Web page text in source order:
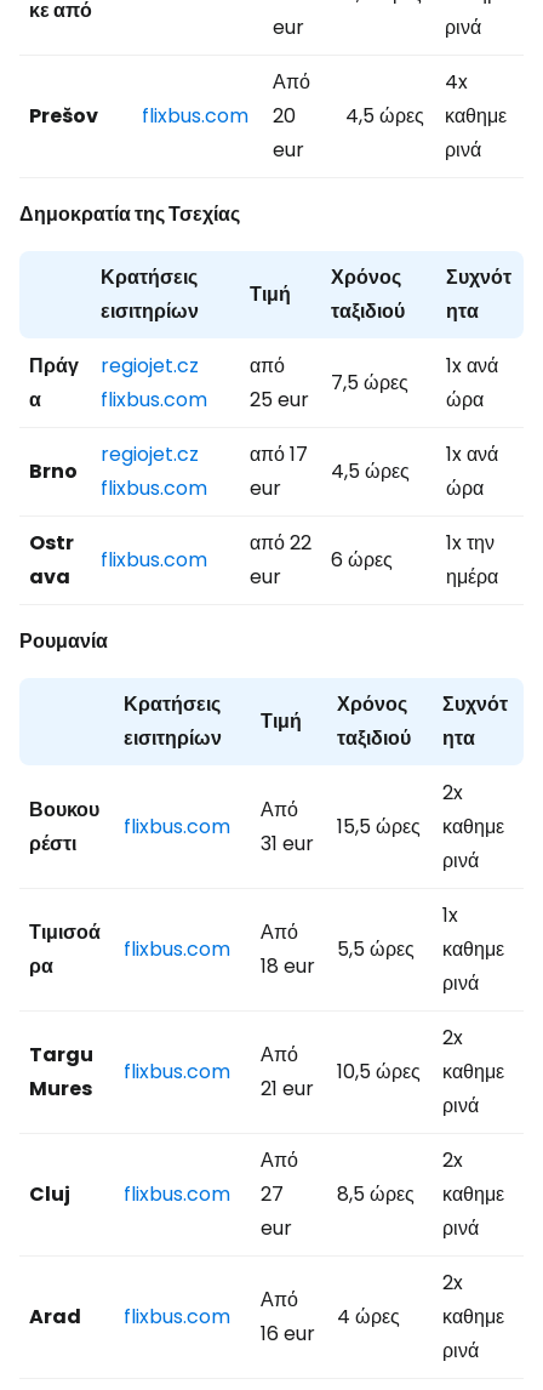
κε από
eur
ρινά
Prešov flixbus.com
Από
20
eur
4,5 ώρες
4x
καθημε
ρινά
Δημοκρατία της Τσεχίας
Κρατήσεις
εισιτηρίων
Τιμή
Χρόνος
ταξιδιού
Συχνότ
ητα
Πράγ
α
regiojet.cz
flixbus.com
από
25 eur
7,5 ώρες
1x ανά
ώρα
Brno
regiojet.cz
flixbus.com
από 17
eur
4,5 ώρες
1x ανά
ώρα
Ostr
ava
flixbus.com
από 22
eur
6 ώρες
1x την
ημέρα
Ρουμανία
Κρατήσεις
εισιτηρίων
Τιμή
Χρόνος
ταξιδιού
Συχνότ
ητα
Βουκου
ρέστι
flixbus.com
Από
31 eur
15,5 ώρες
2x
καθημε
ρινά
Τιμισοά
ρα
flixbus.com
Από
18 eur
5,5 ώρες
1x
καθημε
ρινά
Targu
Mures
flixbus.com
Από
21 eur
10,5 ώρες
2x
καθημε
ρινά
Cluj flixbus.com
Από
27
eur
8,5 ώρες
2x
καθημε
ρινά
Arad flixbus.com
Από
16 eur
4 ώρες
2x
καθημε
ρινά